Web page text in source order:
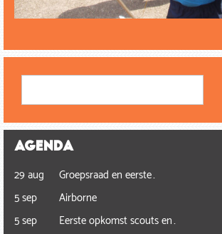
Zoeken
Agenda
29 aug Groepsraad en eerste…
5 sep
Airborne
5 sep
Eerste opkomst scouts en…